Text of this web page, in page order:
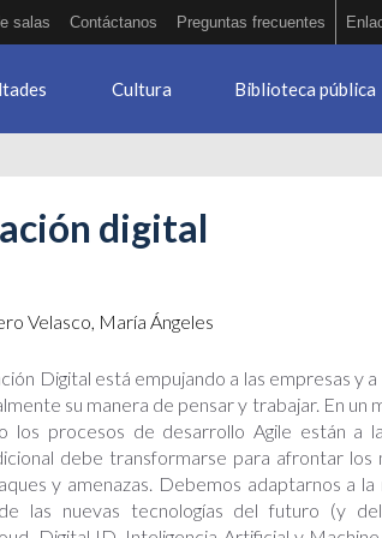
salas Contáctanos Preguntas frecuentes
Cultura Biblioteca pública
digital
Velasco, María Ángeles
Digital está empujando a las empresas y
su manera de pensar y trabajar. En un
los procesos de desarrollo Agile están a
debe transformarse para afrontar los
y amenazas. Debemos adaptarnos a la
las nuevas tecnologías del futuro (y